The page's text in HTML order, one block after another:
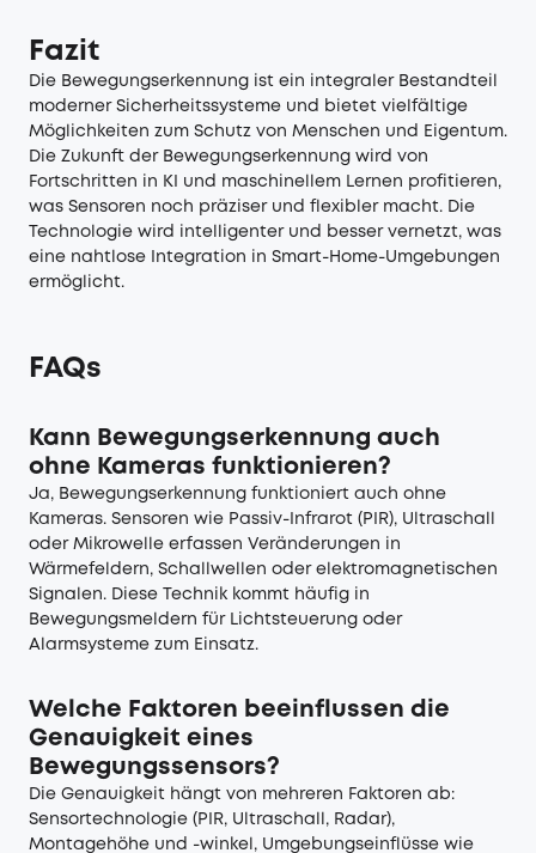
Fazit
Die Bewegungserkennung ist ein integraler Bestandteil
moderner Sicherheitssysteme und bietet vielfältige
Möglichkeiten zum Schutz von Menschen und Eigentum.
Die Zukunft der Bewegungserkennung wird von
Fortschritten in KI und maschinellem Lernen profitieren,
was Sensoren noch präziser und flexibler macht. Die
Technologie wird intelligenter und besser vernetzt, was
eine nahtlose Integration in Smart-Home-Umgebungen
ermöglicht.
FAQs
Kann Bewegungserkennung auch
ohne Kameras funktionieren?
Ja, Bewegungserkennung funktioniert auch ohne
Kameras. Sensoren wie Passiv-Infrarot (PIR), Ultraschall
oder Mikrowelle erfassen Veränderungen in
Wärmefeldern, Schallwellen oder elektromagnetischen
Signalen. Diese Technik kommt häufig in
Bewegungsmeldern für Lichtsteuerung oder
Alarmsysteme zum Einsatz.
Welche Faktoren beeinflussen die
Genauigkeit eines
Bewegungssensors?
Die Genauigkeit hängt von mehreren Faktoren ab:
Sensortechnologie (PIR, Ultraschall, Radar),
Montagehöhe und -winkel, Umgebungseinflüsse wie